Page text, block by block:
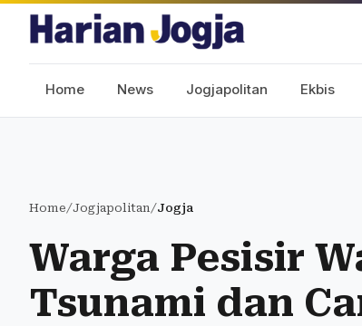
Home News Jogjapolitan Ekbis
Home/Jogjapolitan/Jogja
Warga Pesisir
Tsunami dan